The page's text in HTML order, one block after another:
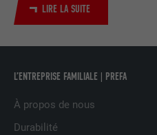
LIRE LA SUITE
L’ENTREPRISE FAMILIALE | PREFA
À propos de nous
Durabilité
UTILITÉ
LinkedIn
NOM